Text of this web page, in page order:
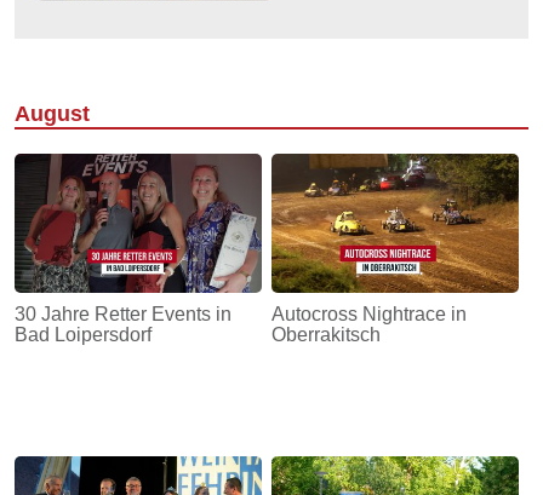
August
30 Jahre Retter Events in
Bad Loipersdorf
Autocross Nightrace in
Oberrakitsch